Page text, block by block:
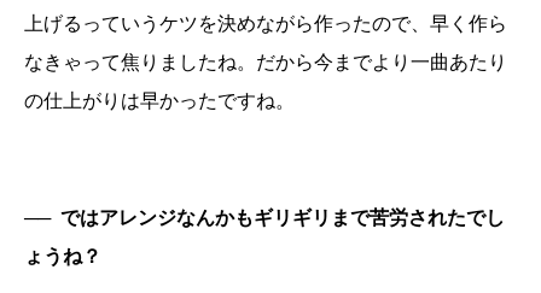
上げるっていうケツを決めながら作ったので、早く作ら
なきゃって焦りましたね。だから今までより一曲あたり
の仕上がりは早かったですね。
── ではアレンジなんかもギリギリまで苦労されたでし
ょうね？